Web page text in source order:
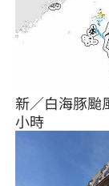
新／白海豚颱
小時